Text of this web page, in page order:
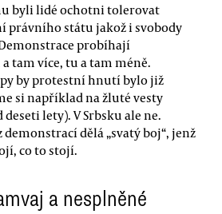
byli lidé ochotni tolerovat
státu jakož i svobody
probíhají
tam více, tu a tam méně.
by protestní hnutí bylo již
si například na žluté vesty
lety). V Srbsku ale ne.
dělá „svatý boj“, jenž
co to stojí.
a nesplněné